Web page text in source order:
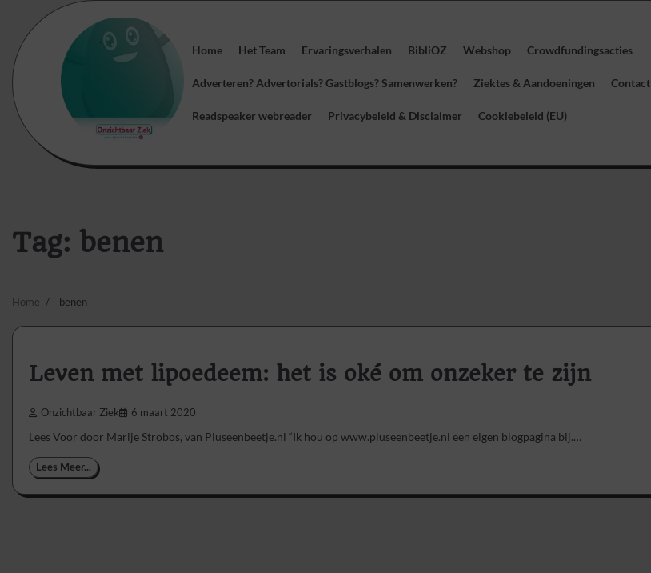
content
Home Het Team Ervaringsverhalen BibliOZ Webshop Crowdfundingsacties
Adverteren? Advertorials? Gastblogs? Samenwerken? Ziektes & Aandoeningen Contact
Readspeaker webreader Privacybeleid & Disclaimer Cookiebeleid (EU)
Tag: benen
Home benen
Leven met lipoedeem: het is oké om onzeker te zijn
Onzichtbaar Ziek 6 maart 2020
Lees Voor door Marije Strobos, van Pluseenbeetje.nl “Ik hou op www.pluseenbeetje.nl een eigen blogpagina bij.…
Lees Meer...